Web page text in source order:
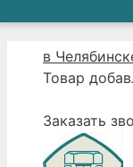
Перейти
в
Товар
Заказать